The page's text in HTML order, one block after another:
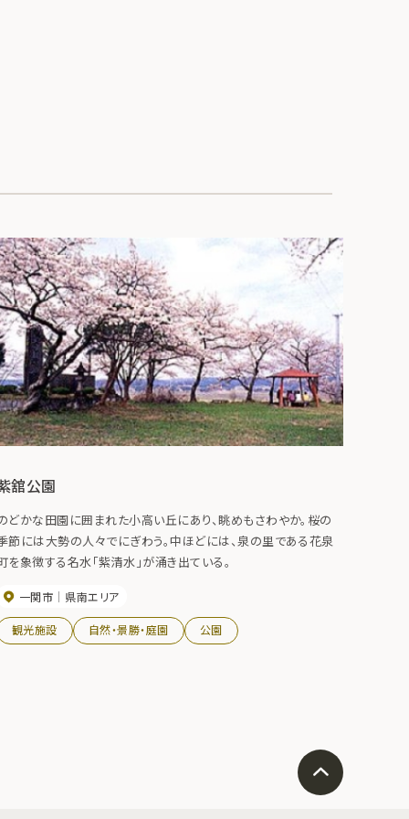
舘公園
どかな田園に囲まれた小高い丘にあり、眺めもさわやか。桜の
節には大勢の人々でにぎわう。中ほどには、泉の里である花泉
を象徴する名水「紫清水」が涌き出ている。
一関市 県南エリア
観光施設 自然・景勝・庭園 公園